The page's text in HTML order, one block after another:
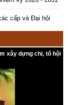
cấp và Đại hội
IX, nhiệm kỳ 2026
khóa XVI và ĐB
cấp xã nhiệm kỳ
xây dựng chi, tổ hội